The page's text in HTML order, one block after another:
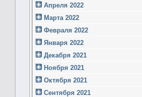
Апреля 2022
Марта 2022
Февраля 2022
Января 2022
Декабря 2021
Ноября 2021
Октября 2021
Сентября 2021